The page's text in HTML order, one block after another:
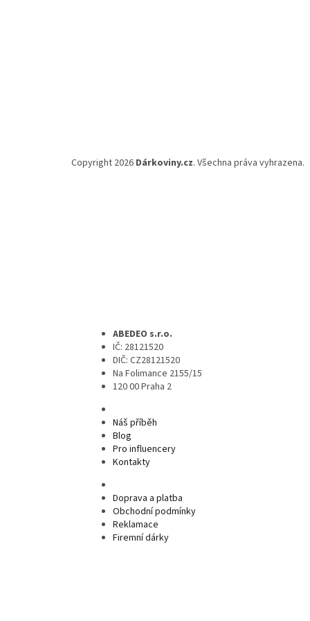
Copyright 2026 Dárkoviny.cz. Všechna práva vyhrazena.
ABEDEO s.r.o.
IČ: 28121520
DIČ: CZ28121520
Na Folimance 2155/15
120 00 Praha 2
Náš příběh
Blog
Pro influencery
Kontakty
Doprava a platba
Obchodní podmínky
Reklamace
Firemní dárky